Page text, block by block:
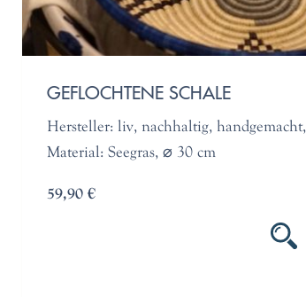
GEFLOCHTENE SCHALE
Hersteller: liv, nachhaltig, handgemacht,
Material: Seegras, ⌀ 30 cm
59,90 €